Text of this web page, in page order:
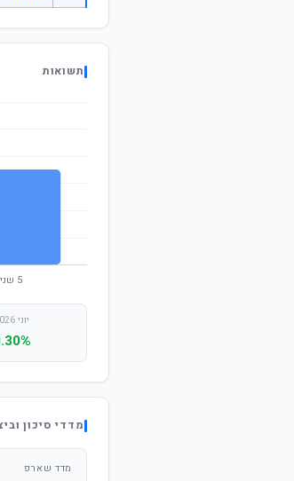
תשואות
יוני 2026
מדדי סיכון
מדד שארפ